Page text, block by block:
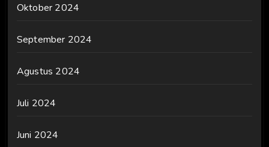
Oktober 2024
September 2024
Agustus 2024
Juli 2024
Juni 2024